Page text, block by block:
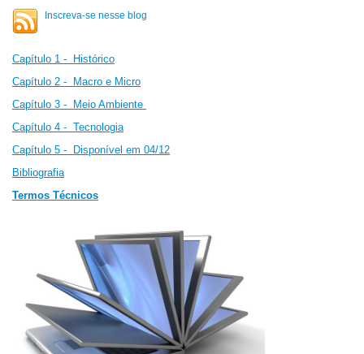
Inscreva-se nesse blog
Capítulo 1 - Histórico
Capítulo 2 -
Macro e Micro
Capítulo 3 - Meio Ambiente
Capítulo 4 - Tecnologia
Capítulo 5 - Disponível em 04/12
Bibliografia
Termos Técnicos